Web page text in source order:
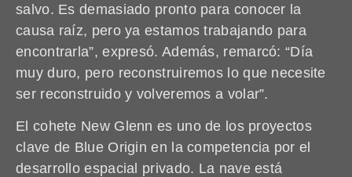
salvo. Es demasiado pronto para conocer la
causa raíz, pero ya estamos trabajando para
encontrarla”, expresó. Además, remarcó: “Día
muy duro, pero reconstruiremos lo que necesite
ser reconstruido y volveremos a volar”.
El cohete New Glenn es uno de los proyectos
clave de Blue Origin en la competencia por el
desarrollo espacial privado. La nave está